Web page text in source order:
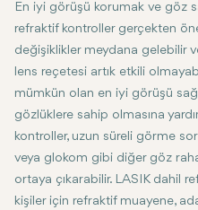
En iyi görüşü korumak ve göz
refraktif kontroller gerçekten
değişiklikler meydana gelebilir
lens reçetesi artık etkili
mümkün olan en iyi görüşü
gözlüklere sahip olmasına
kontroller, uzun süreli görme
veya glokom gibi diğer göz
ortaya çıkarabilir. LASIK dahil
kişiler için refraktif muayene,